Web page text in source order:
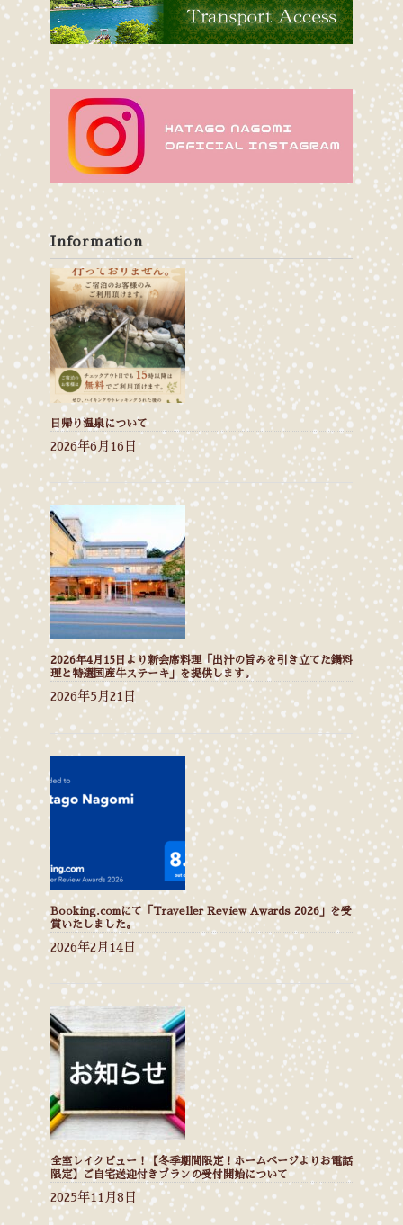
Information
日帰り温泉について
2026年6月16日
2026年4月15日より新会席料理「出汁の旨みを引き立てた鍋料
理と特選国産牛ステーキ」を提供します。
2026年5月21日
Booking.comにて「Traveller Review Awards 2026」を受
賞いたしました。
2026年2月14日
全室レイクビュー！【冬季期間限定！ホームページよりお電話
限定】ご自宅送迎付きプランの受付開始について
2025年11月8日